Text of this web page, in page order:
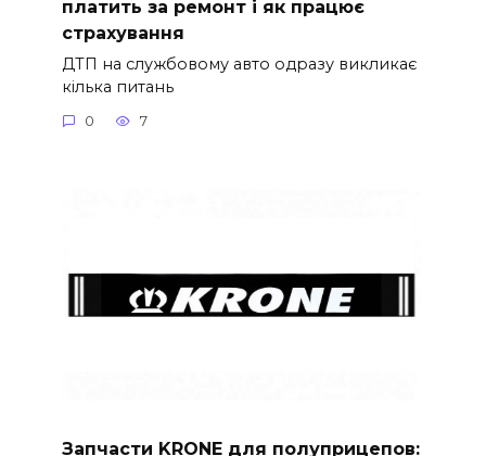
платить за ремонт і як працює
страхування
ДТП на службовому авто одразу викликає
кілька питань
0 7
Запчасти KRONE для полуприцепов: